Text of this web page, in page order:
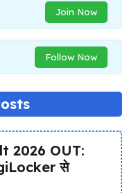
Join Now
Follow Now
2026 OUT:
से